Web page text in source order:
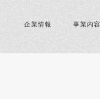
企業情報 事業内容